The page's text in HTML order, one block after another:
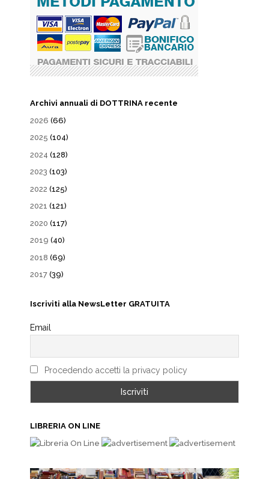
Archivi annuali di DOTTRINA recente
2026 (66)
2025 (104)
2024 (128)
2023 (103)
2022 (125)
2021 (121)
2020 (117)
2019 (40)
2018 (69)
2017 (39)
Iscriviti alla NewsLetter GRATUITA
Email
Procedendo accetti la privacy policy
LIBRERIA ON LINE